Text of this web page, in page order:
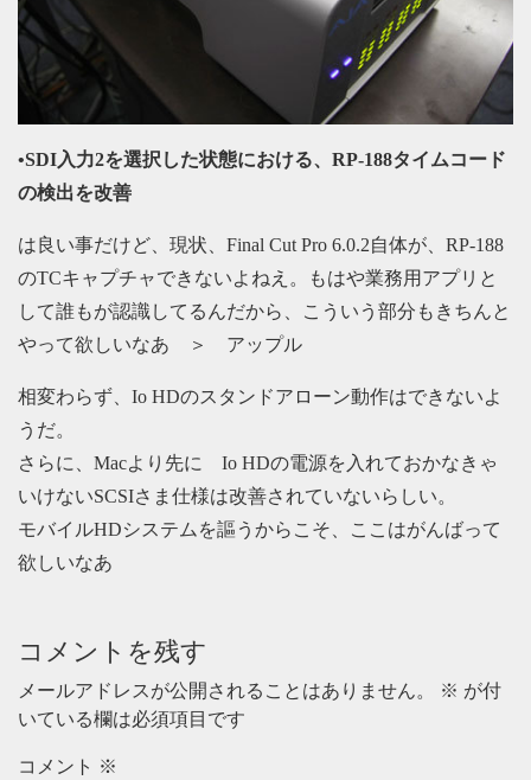
•SDI入力2を選択した状態における、RP-188タイムコード
の検出を改善
は良い事だけど、現状、Final Cut Pro 6.0.2自体が、RP-188
のTCキャプチャできないよねえ。もはや業務用アプリと
して誰もが認識してるんだから、こういう部分もきちんと
やって欲しいなあ ＞ アップル
相変わらず、Io HDのスタンドアローン動作はできないよ
うだ。
さらに、Macより先に Io HDの電源を入れておかなきゃ
いけないSCSIさま仕様は改善されていないらしい。
モバイルHDシステムを謳うからこそ、ここはがんばって
欲しいなあ
コメントを残す
メールアドレスが公開されることはありません。 ※ が付
いている欄は必須項目です
コメント ※